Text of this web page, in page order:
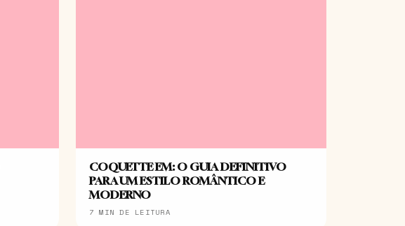
COQUETTE EM: O GUIA DEFINITIVO
PARA UM ESTILO ROMÂNTICO E
MODERNO
7 MIN DE LEITURA